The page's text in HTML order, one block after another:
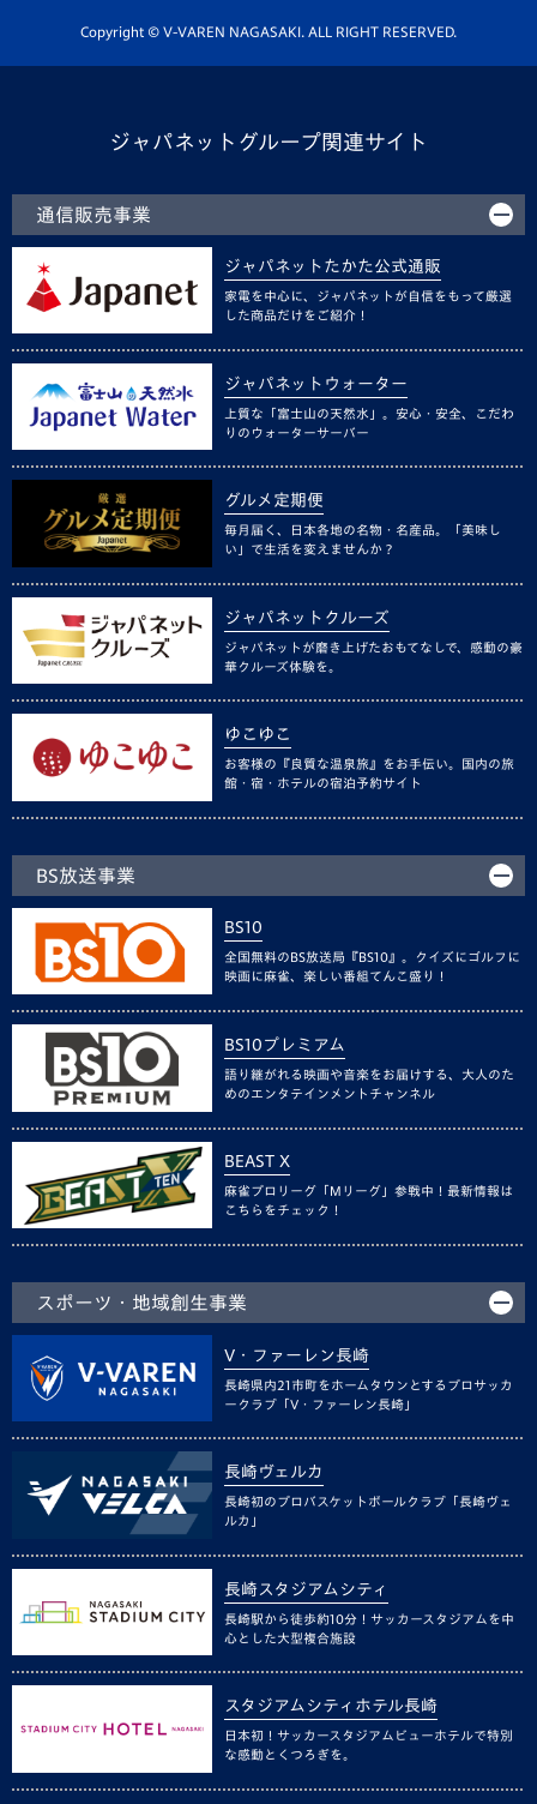
ホームタウン活動
Copyright © V-VAREN NAGASAKI. ALL RIGHT RESERVED.
ジャパネットグループ関連サイト
通信販売事業
ジャパネットたかた公式通販
家電を中心に、ジャパネットが自信をもって厳選
した商品だけをご紹介！
ジャパネットウォーター
上質な「富士山の天然水」。安心・安全、こだわ
りのウォーターサーバー
グルメ定期便
毎月届く、日本各地の名物・名産品。「美味し
い」で生活を変えませんか？
ジャパネットクルーズ
ジャパネットが磨き上げたおもてなしで、感動の豪
華クルーズ体験を。
ゆこゆこ
お客様の『良質な温泉旅』をお手伝い。国内の旅
館・宿・ホテルの宿泊予約サイト
BS放送事業
BS10
全国無料のBS放送局『BS10』。クイズにゴルフに
映画に麻雀、楽しい番組てんこ盛り！
BS10プレミアム
語り継がれる映画や音楽をお届けする、大人のた
めのエンタテインメントチャンネル
BEAST X
麻雀プロリーグ「Mリーグ」参戦中！最新情報は
こちらをチェック！
スポーツ・地域創生事業
V・ファーレン長崎
長崎県内21市町をホームタウンとするプロサッカ
ークラブ「V・ファーレン長崎」
長崎ヴェルカ
長崎初のプロバスケットボールクラブ「長崎ヴェ
ルカ」
長崎スタジアムシティ
長崎駅から徒歩約10分！サッカースタジアムを中
心とした大型複合施設
スタジアムシティホテル長崎
日本初！サッカースタジアムビューホテルで特別
な感動とくつろぎを。